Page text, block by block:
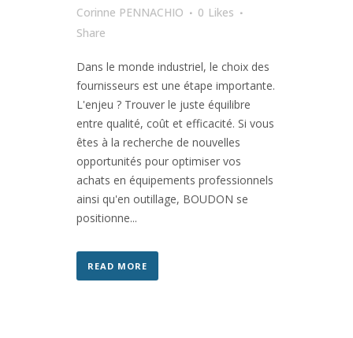
Corinne PENNACHIO
0 Likes
Share
Dans le monde industriel, le choix des
fournisseurs est une étape importante.
L'enjeu ? Trouver le juste équilibre
entre qualité, coût et efficacité. Si vous
êtes à la recherche de nouvelles
opportunités pour optimiser vos
achats en équipements professionnels
ainsi qu'en outillage, BOUDON se
positionne...
READ MORE